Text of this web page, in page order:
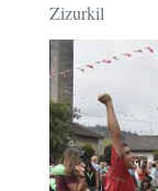
Zizurkil